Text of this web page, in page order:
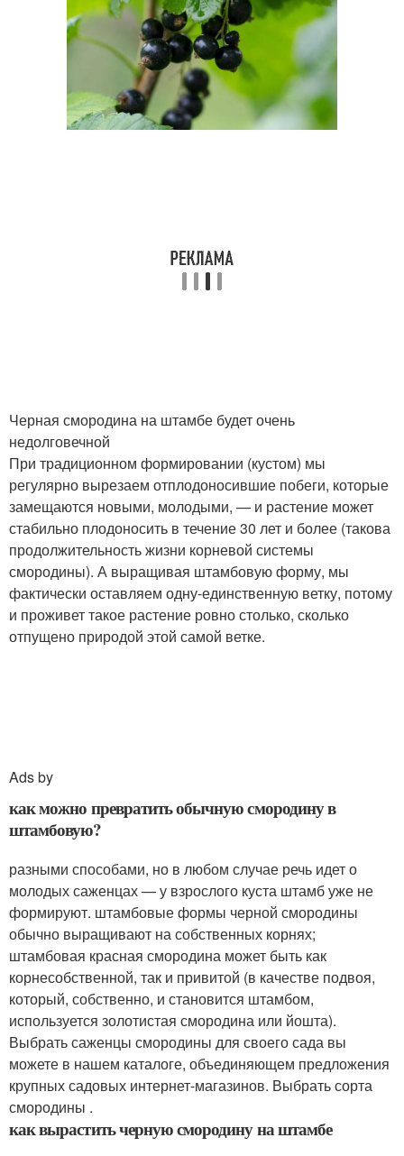
Черная смородина на штамбе будет очень
недолговечной
При традиционном формировании (кустом) мы
регулярно вырезаем отплодоносившие побеги, которые
замещаются новыми, молодыми, — и растение может
стабильно плодоносить в течение 30 лет и более (такова
продолжительность жизни корневой системы
смородины). А выращивая штамбовую форму, мы
фактически оставляем одну-единственную ветку, потому
и проживет такое растение ровно столько, сколько
отпущено природой этой самой ветке.
Ads by
как можно превратить обычную смородину в
штамбовую?
разными способами, но в любом случае речь идет о
молодых саженцах — у взрослого куста штамб уже не
формируют. штамбовые формы черной смородины
обычно выращивают на собственных корнях;
штамбовая красная смородина может быть как
корнесобственной, так и привитой (в качестве подвоя,
который, собственно, и становится штамбом,
используется золотистая смородина или йошта).
Выбрать саженцы смородины для своего сада вы
можете в нашем каталоге, объединяющем предложения
крупных садовых интернет-магазинов. Выбрать сорта
смородины .
как вырастить черную смородину на штамбе